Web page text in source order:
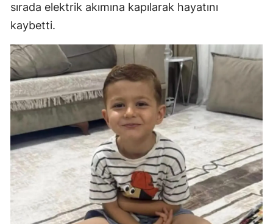
sırada elektrik akımına kapılarak hayatını
kaybetti.